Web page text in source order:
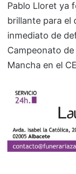
Pablo Lloret ya
brillante para el
inmediato de
Campeonato
Mancha en el